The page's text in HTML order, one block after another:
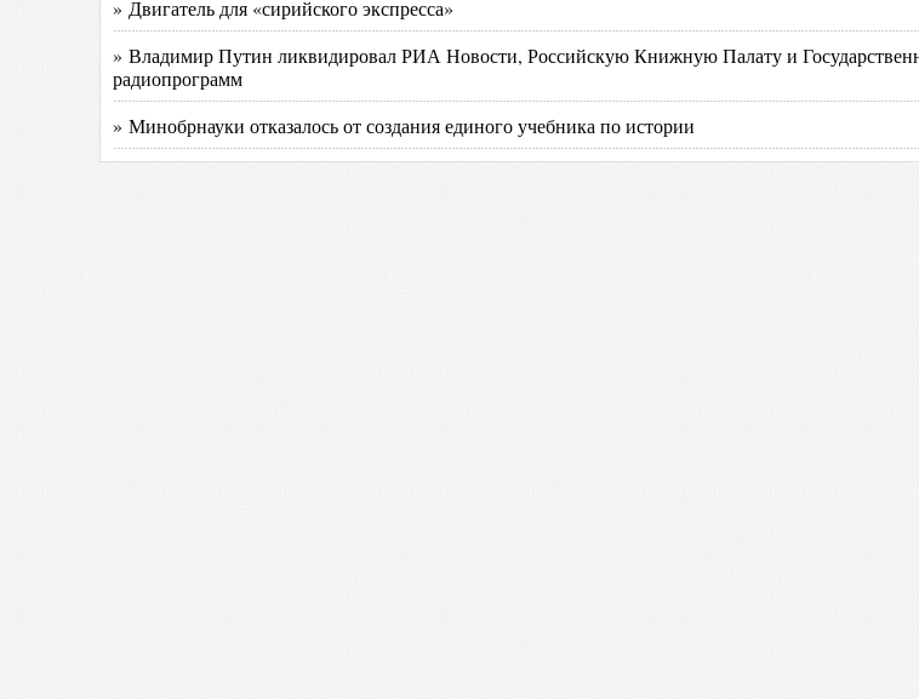
» Двигатель для «сирийского экспресса»
» Владимир Путин ликвидировал РИА Новости, Российскую Книжную Палату и
радиопрограмм
» Минобрнауки отказалось от создания единого учебника по истории